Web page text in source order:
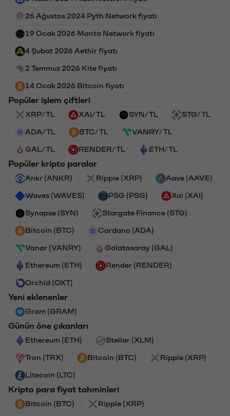
26 Ağustos 2024 Pyth Network fiyatı
19 Ocak 2026 Manta Network fiyatı
4 Şubat 2026 Aethir fiyatı
2 Temmuz 2026 Kite fiyatı
14 Ocak 2026 Bitcoin fiyatı
Popüler işlem çiftleri
XRP/TL XAI/TL SYN/TL STG/TL
ADA/TL BTC/TL VANRY/TL
GAL/TL RENDER/TL ETH/TL
Popüler kripto paralar
Ankr (ANKR) Ripple (XRP) Aave (AAVE)
Waves (WAVES) PSG (PSG) Xai (XAI)
Synapse (SYN) Stargate Finance (STG)
Bitcoin (BTC) Cardano (ADA)
Vanar (VANRY) Galatasaray (GAL)
Ethereum (ETH) Render (RENDER)
Orchid (OXT)
Yeni eklenenler
Gram (GRAM)
Günün öne çıkanları
Ethereum (ETH) Stellar (XLM)
Tron (TRX) Bitcoin (BTC) Ripple (XRP)
Litecoin (LTC)
Kripto para fiyat tahminleri
Bitcoin (BTC) Ripple (XRP)